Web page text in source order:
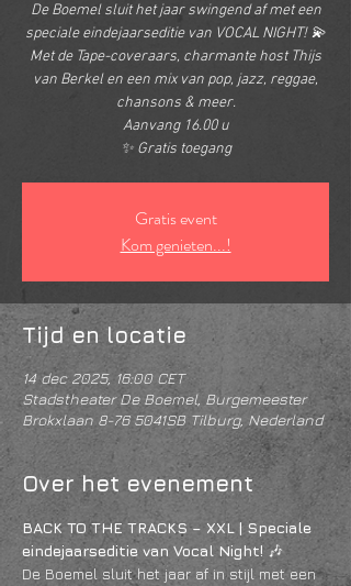
De Boemel sluit het jaar swingend af met een
speciale eindejaarseditie van VOCAL NIGHT! 💫
Met de Tape-coveraars, charmante host Thijs
van Berkel en een mix van pop, jazz, reggae,
chansons & meer.
Aanvang 16.00 u
✨ Gratis toegang
Gratis event
Kom genieten...!
Tijd en locatie
14 dec 2025, 16:00 CET
Stadstheater De Boemel, Burgemeester
Brokxlaan 8-76 5041SB Tilburg, Nederland
Over het evenement
BACK TO THE TRACKS – XXL | Speciale
eindejaarseditie van Vocal Night! 🎶
De Boemel sluit het jaar af in stijl met een